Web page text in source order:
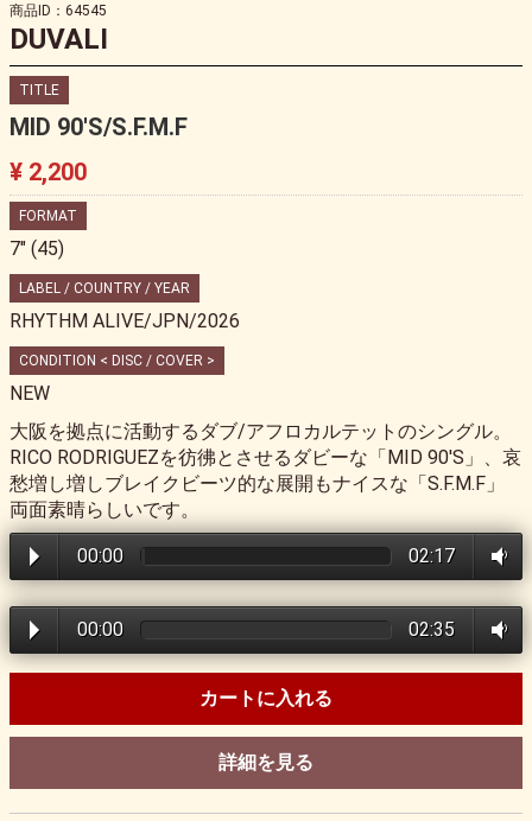
商品ID：64545
DUVALI
TITLE
MID 90'S/S.F.M.F
¥ 2,200
FORMAT
7" (45)
LABEL / COUNTRY / YEAR
RHYTHM ALIVE/JPN/2026
CONDITION < DISC / COVER >
NEW
大阪を拠点に活動するダブ/アフロカルテットのシングル。
RICO RODRIGUEZを彷彿とさせるダビーな「MID 90'S」、哀
愁増し増しブレイクビーツ的な展開もナイスな「S.F.M.F」
両面素晴らしいです。
00:00 02:17
00:00 02:35
カートに入れる
詳細を見る